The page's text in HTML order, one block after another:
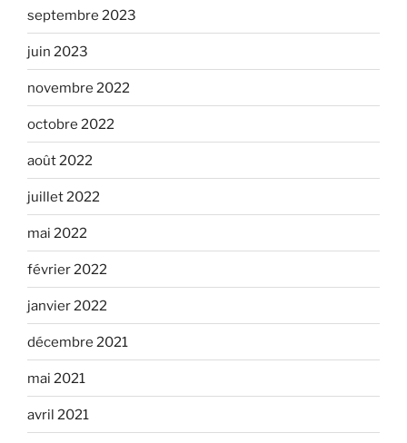
septembre 2023
juin 2023
novembre 2022
octobre 2022
août 2022
juillet 2022
mai 2022
février 2022
janvier 2022
décembre 2021
mai 2021
avril 2021